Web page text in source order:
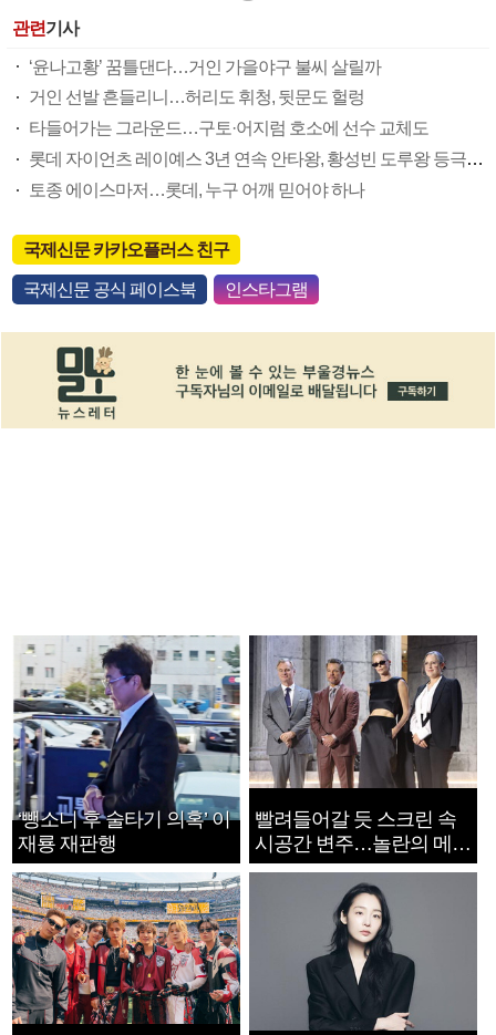
관련기사
‘윤나고황’ 꿈틀댄다…거인 가을야구 불씨 살릴까
거인 선발 흔들리니…허리도 휘청, 뒷문도 헐렁
타들어가는 그라운드…구토·어지럼 호소에 선수 교체도
롯데 자이언츠 레이예스 3년 연속 안타왕, 황성빈 도루왕 등극할까
토종 에이스마저…롯데, 누구 어깨 믿어야 하나
국제신문 카카오플러스 친구
국제신문 공식 페이스북 인스타그램
‘뺑소니 후 술타기 의혹’ 이
재룡 재판행
빨려들어갈 듯 스크린 속
시공간 변주…놀란의 메시
지는 ‘전쟁 속죄’